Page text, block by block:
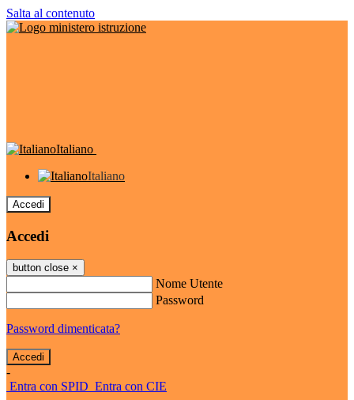
Salta al contenuto
Italiano
Italiano
Accedi
Accedi
button close ×
Nome Utente
Password
Password dimenticata?
-
Entra con SPID Entra con CIE